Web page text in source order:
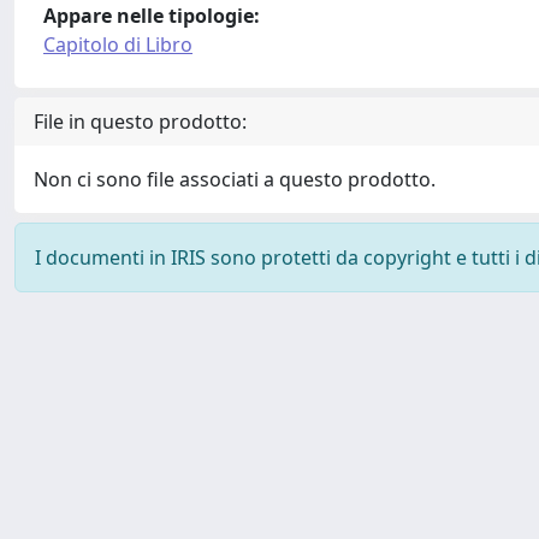
Appare nelle tipologie:
Capitolo di Libro
File in questo prodotto:
Non ci sono file associati a questo prodotto.
I documenti in IRIS sono protetti da copyright e tutti i